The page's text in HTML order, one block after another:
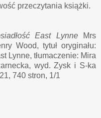
przeczytania książki.
East LynneMrs
Wood, tytuł oryginału:
Lynne, tłumaczenie: Mira
wyd. Zysk i S-ka
740 stron, 1/1